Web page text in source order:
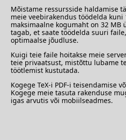
Mõistame ressursside haldamise
meie veebirakendus töödelda
maksimaalne kogumaht on 32 MB
tagab, et saate töödelda suuri
optimaalse jõudluse.
Kuigi teie faile hoitakse meie
teie privaatsust, mistõttu lubame
töötlemist kustutada.
Kogege TeX-i PDF-i teisendamise
Kogege meie tasuta rakenduse
igas arvutis või mobiilseadmes.